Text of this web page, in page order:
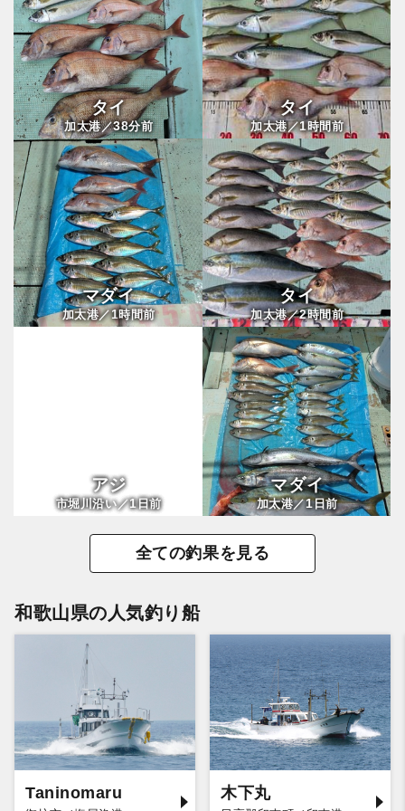
タイ
加太港／38分前
タイ
加太港／1時間前
マダイ
加太港／1時間前
タイ
加太港／2時間前
アジ
市堀川沿い／1日前
マダイ
加太港／1日前
全ての釣果を見る
和歌山県の人気釣り船
Taninomaru 木下丸